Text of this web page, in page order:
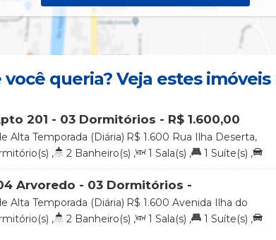
você queria? Veja estes
201 - 03 Dormitórios - R$ 1.600,00
R$ 1.600
Alta Temporada (Diária)
Rua Ilha Deserta,
de 4 Ilhas, Bombinhas, Santa Catarina, Brasil
, 2 Banheiro(s) , 1 Sala(s) , 1 Suíte(s) ,
Arvoredo - 03 Dormitórios -
Solar das Ilhas - R$ 1.600,00 a
R$ 1.600
Alta Temporada (Diária)
Avenida Ilha do
413, Apto 204 Bloco Arvoredo, 88215-000, Praia de
Bombinhas, Santa Catarina, Brasil
, 2 Banheiro(s) , 1 Sala(s) , 1 Suíte(s) ,